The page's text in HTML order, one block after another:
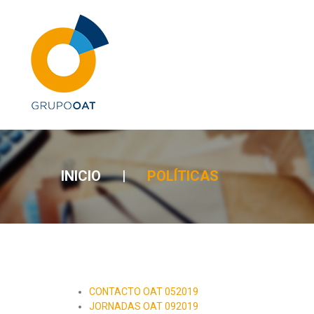
INICIO | POLÍTICAS
CONTACTO OAT 052019
JORNADAS OAT 092019